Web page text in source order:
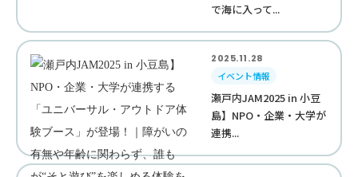
で海に入って...
2025.11.28
イベント情報
瀬戸内JAM2025 in 小豆
島】NPO・企業・大学が
連携...